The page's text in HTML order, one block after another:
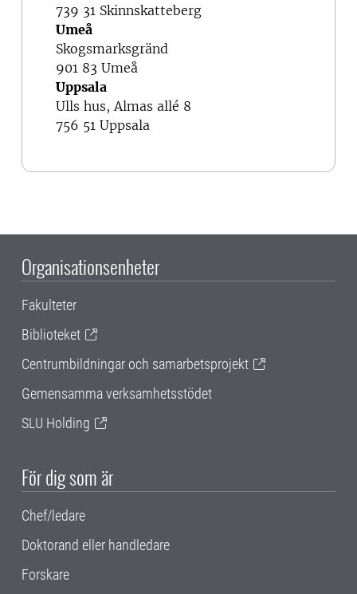
739 31 Skinnskatteberg
Umeå
Skogsmarksgränd
901 83 Umeå
Uppsala
Ulls hus, Almas allé 8
756 51 Uppsala
Organisationsenheter
Fakulteter
Biblioteket
Centrumbildningar och samarbetsprojekt
Gemensamma verksamhetsstödet
SLU Holding
För dig som är
Chef/ledare
Doktorand eller handledare
Forskare